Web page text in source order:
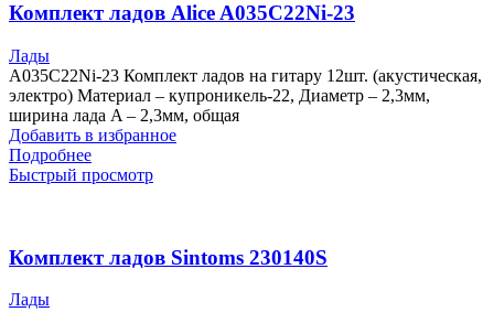
Комплект ладов Alice A035C22Ni-23
Лады
A035C22Ni-23 Комплект ладов на гитару 12шт. (акустическая,
электро) Материал – купроникель-22, Диаметр – 2,3мм,
ширина лада A – 2,3мм, общая
Добавить в избранное
Подробнее
Быстрый просмотр
Комплект ладов Sintoms 230140S
Лады